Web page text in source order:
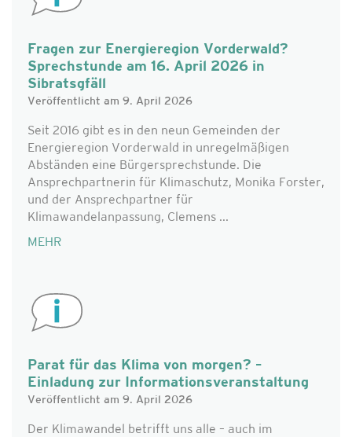
Fragen zur Energieregion Vorderwald?
Sprechstunde am 16. April 2026 in
Sibratsgfäll
Veröffentlicht am 9. April 2026
Seit 2016 gibt es in den neun Gemeinden der
Energieregion Vorderwald in unregelmäßigen
Abständen eine Bürgersprechstunde. Die
Ansprechpartnerin für Klimaschutz, Monika Forster,
und der Ansprechpartner für
Klimawandelanpassung, Clemens ...
MEHR
Parat für das Klima von morgen? –
Einladung zur Informationsveranstaltung
Veröffentlicht am 9. April 2026
Der Klimawandel betrifft uns alle – auch im